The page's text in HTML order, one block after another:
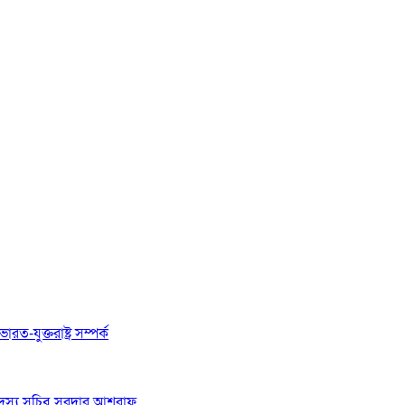
যুক্তরাষ্ট্র সম্পর্ক